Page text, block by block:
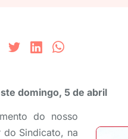
domingo, 5 de abril
do nosso
do Sindicato, na